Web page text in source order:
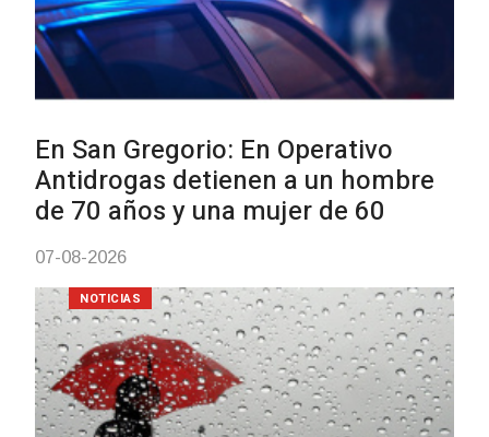
con discapacidad y adultos
mayores
03-08-2026
NOTICIAS